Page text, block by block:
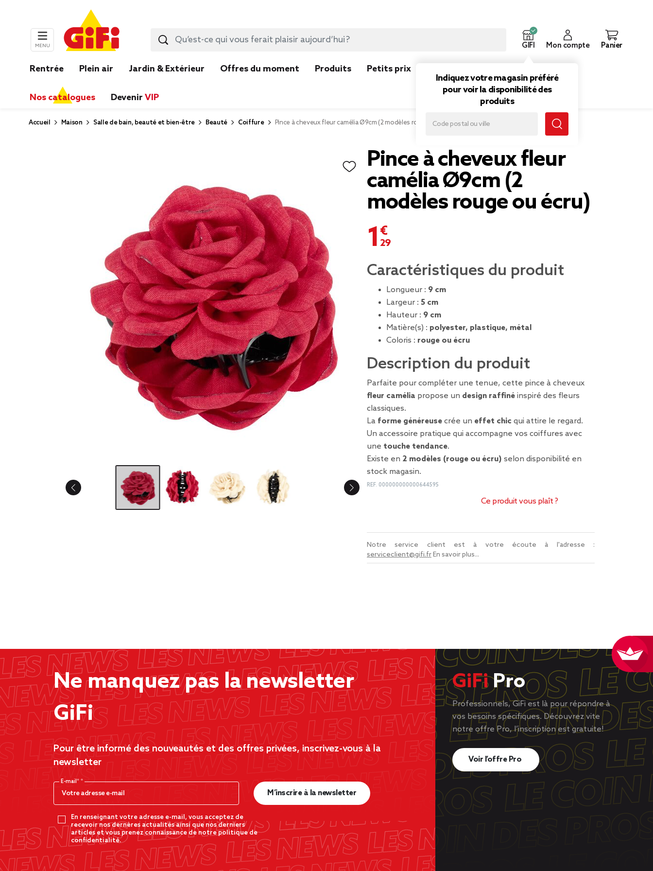
MENU GIFI
Indiquez votre magasin préféré
pour voir la disponibilité des
produits
Mon compte Panier
Rentrée Plein air Jardin & Extérieur Offres du moment Produits Petits prix
Nos catalogues Devenir VIP
Accueil Maison Salle de bain, beauté et bien-être Beauté Coiffure Pince à cheveux fleur camélia Ø9cm (2 modèles rouge ou écru)
Pince à cheveux fleur
camélia Ø9cm (2
modèles rouge ou écru)
1,29 €
Caractéristiques du produit
Longueur : 9 cm
Largeur : 5 cm
Hauteur : 9 cm
Matière(s) : polyester, plastique, métal
Coloris : rouge ou écru
Description du produit
Parfaite pour compléter une tenue, cette pince à cheveux
fleur camélia propose un design raffiné inspiré des fleurs
classiques.
La forme généreuse crée un effet chic qui attire le regard.
Un accessoire pratique qui accompagne vos coiffures avec
une touche tendance.
Existe en 2 modèles (rouge ou écru) selon disponibilité en
stock magasin.
REF. 000000000000644595
Ce produit vous plaît ?
Notre service client est à votre écoute à l'adresse :
serviceclient@gifi.frEn savoir plus...
Ne manquez pas la newsletter
GiFi
Pour être informé des nouveautés et des offres privées, inscrivez-vous à la
newsletter
E-mail*
En renseignant votre adresse e-mail, vous acceptez de
recevoir nos dernères actualités ainsi que nos derniers
articles et vous prenez connaissance de notre politique de
confidentialité.
M’inscrire à la newsletter
GiFiPro
Professionnels, GiFi est là pour répondre à
vos besoins spécifiques. Découvrez vite
notre offre Pro, l’inscription est gratuite!
Voir l’offre Pro